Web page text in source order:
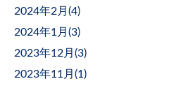
2024年2月(4)
2024年1月(3)
2023年12月(3)
2023年11月(1)